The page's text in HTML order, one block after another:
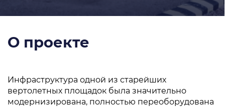
О проекте
Инфраструктура одной из старейших
вертолетных площадок была значительно
модернизирована, полностью переоборудована